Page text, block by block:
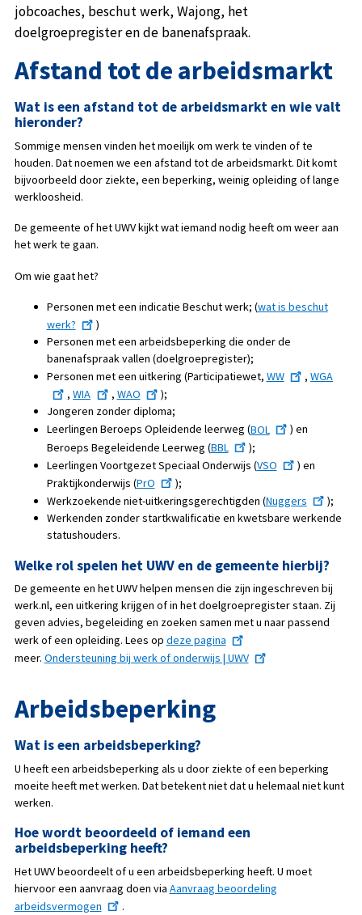
jobcoaches, beschut werk, Wajong, het
doelgroepregister en de banenafspraak.
Afstand tot de arbeidsmarkt
Wat is een afstand tot de arbeidsmarkt en wie valt
hieronder?
Sommige mensen vinden het moeilijk om werk te vinden of te
houden. Dat noemen we een afstand tot de arbeidsmarkt. Dit komt
bijvoorbeeld door ziekte, een beperking, weinig opleiding of lange
werkloosheid.
De gemeente of het UWV kijkt wat iemand nodig heeft om weer aan
het werk te gaan.
Om wie gaat het?
Personen met een indicatie Beschut werk; (wat is beschut
werk?
)
Personen met een arbeidsbeperking die onder de
banenafspraak vallen (doelgroepregister);
Personen met een uitkering (Participatiewet, WW ,WGA
,WIA , WAO
);
Jongeren zonder diploma;
Leerlingen Beroeps Opleidende leerweg (BOL
) en
Beroeps Begeleidende Leerweg (BBL
);
Leerlingen Voortgezet Speciaal Onderwijs (VSO
) en
Praktijkonderwijs (PrO
);
Werkzoekende niet-uitkeringsgerechtigden (Nuggers
);
Werkenden zonder startkwalificatie en kwetsbare werkende
statushouders.
Welke rol spelen het UWV en de gemeente hierbij?
De gemeente en het UWV helpen mensen die zijn ingeschreven bij
werk.nl, een uitkering krijgen of in het doelgroepregister staan. Zij
geven advies, begeleiding en zoeken samen met u naar passend
werk of een opleiding. Lees op deze pagina
meer. Ondersteuning bij werk of onderwijs | UWV
Arbeidsbeperking
Wat is een arbeidsbeperking?
U heeft een arbeidsbeperking als u door ziekte of een beperking
moeite heeft met werken. Dat betekent niet dat u helemaal niet kunt
werken.
Hoe wordt beoordeeld of iemand een
arbeidsbeperking heeft?
Het UWV beoordeelt of u een arbeidsbeperking heeft. U moet
hiervoor een aanvraag doen via Aanvraag beoordeling
arbeidsvermogen
.